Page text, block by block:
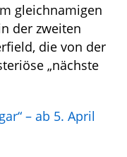
gleichnamigen
der zweiten
die von der
„nächste
– ab 5. April